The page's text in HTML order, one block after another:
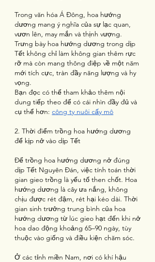
Trong văn hóa Á Đông, hoa hướng
dương mang ý nghĩa của sự lạc quan,
vươn lên, may mắn và thịnh vượng.
Trưng bày hoa hướng dương trong dịp
Tết không chỉ làm không gian thêm rực
rỡ mà còn mang thông điệp về một năm
mới tích cực, tràn đầy năng lượng và hy
vọng.
Bạn đọc có thể tham khảo thêm nội
dung tiếp theo để có cái nhìn đầy đủ và
cụ thể hơn: công ty nuôi cấy mô
2. Thời điểm trồng hoa hướng dương
để kịp nở vào dịp Tết
Để trồng hoa hướng dương nở đúng
dịp Tết Nguyên Đán, việc tính toán thời
gian gieo trồng là yếu tố then chốt. Hoa
hướng dương là cây ưa nắng, không
chịu được rét đậm, rét hại kéo dài. Thời
gian sinh trưởng trung bình của hoa
hướng dương từ lúc gieo hạt đến khi nở
hoa dao động khoảng 65–90 ngày, tùy
thuộc vào giống và điều kiện chăm sóc.
Ở các tỉnh miền Nam, nơi có khí hậu